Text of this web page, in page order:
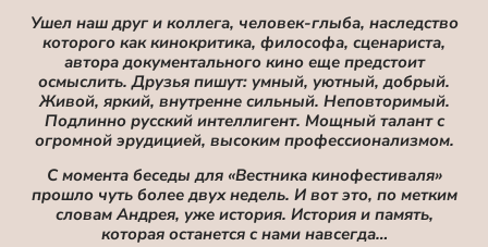
Ушел наш друг и коллега, человек-глыба, наследство
которого как кинокритика, философа, сценариста,
автора документального кино еще предстоит
осмыслить. Друзья пишут: умный, уютный, добрый.
Живой, яркий, внутренне сильный. Неповторимый.
Подлинно русский интеллигент. Мощный талант с
огромной эрудицией, высоким профессионализмом.
С момента беседы для «Вестника кинофестиваля»
прошло чуть более двух недель. И вот это, по метким
словам Андрея, уже история. История и память,
которая останется с нами навсегда…